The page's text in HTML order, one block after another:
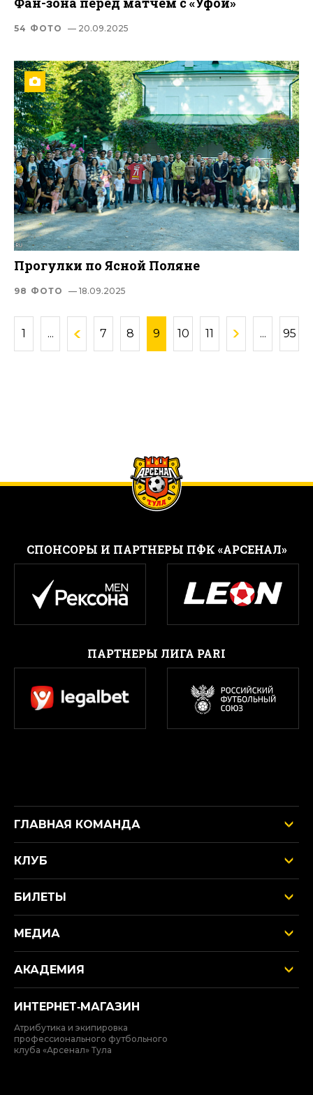
54 ФОТО — 20.09.2025
Прогулки по Ясной Поляне
98 ФОТО — 18.09.2025
1 ... 7 8 9 10 11 ... 95
CПОНСОРЫ И ПАРТНЕРЫ ПФК «АРСЕНАЛ»
ПАРТНЕРЫ ЛИГА PARI
ГЛАВНАЯ КОМАНДА
КЛУБ
БИЛЕТЫ
МЕДИА
АКАДЕМИЯ
ИНТЕРНЕТ‑МАГАЗИН
Атрибутика и экипировка
профессионального футбольного
клуба «Арсенал» Тула